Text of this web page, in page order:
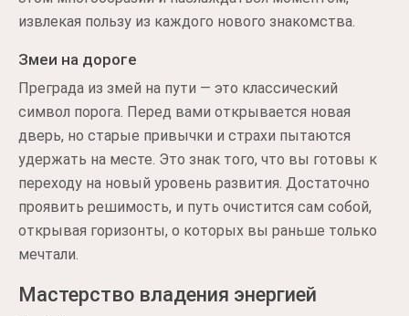
извлекая пользу из каждого нового знакомства.
Змеи на дороге
Преграда из змей на пути — это классический
символ порога. Перед вами открывается новая
дверь, но старые привычки и страхи пытаются
удержать на месте. Это знак того, что вы готовы к
переходу на новый уровень развития. Достаточно
проявить решимость, и путь очистится сам собой,
открывая горизонты, о которых вы раньше только
мечтали.
Мастерство владения энергией